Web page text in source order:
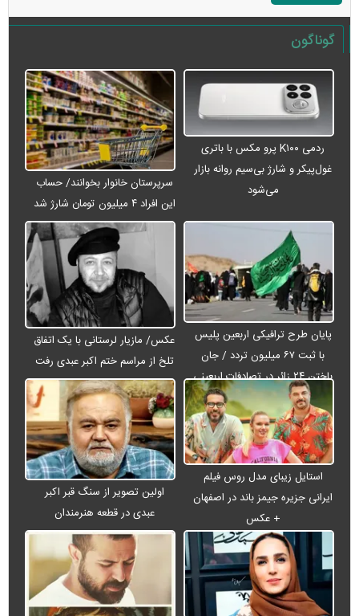
گوناگون
ردمی K۱۰۰ پرو مکس با باتری
غول‌پیکر و شارژ بی‌سیم روانه بازار
می‌شود
سرپرستان خانوار بخوانند/ حساب
این افراد ۴ میلیون تومان شارژ شد
پایان طرح ترافیکی اربعین پلیس
با ثبت ۶۷ میلیون تردد / جان
باختن ۲۴ زائر در تصادفات اربعینی
عکس/ مازیار لرستانی با یک اتفاق
تلخ از مراسم ختم اکبر عبدی رفت
استایل زیبای مدل روس فیلم
ایرانی جزیره جیمز باند در اصفهان
+ عکس
اولین تصویر از سنگ قبر اکبر
عبدی در قطعه هنرمندان